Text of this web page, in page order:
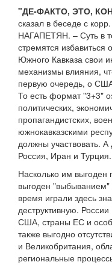
"ДЕ-ФАКТО, ЭТО,
сказал в беседе с
НАГАПЕТЯН. – Суть в
стремятся
Южного Кавказа свои
механизмы влияния,
первую очередь, о
То есть формат "3+3"
политических,
пропагандистских,
южнокавказскими
должны участвовать.
Россия, Иран и Турция.
Насколько им
выгоден "выбыванием"
время играли здесь
деструктивную.
США, страны ЕС и
также выгодно
и Великобритания,
региональные